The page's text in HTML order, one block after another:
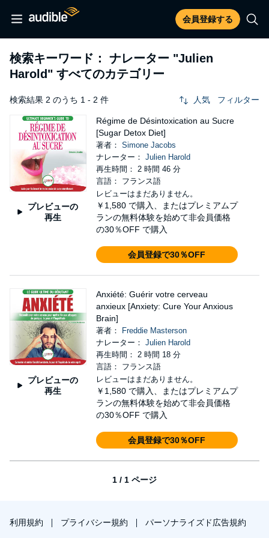
会員登録する
検索キーワード： ナレーター "Julien
Harold" すべてのカテゴリー
検索結果 2 のうち 1 - 2 件 人気 フィルター
プレビューの
再生
Régime de Désintoxication au Sucre
[Sugar Detox Diet]
著者： Simone Jacobs
ナレーター： Julien Harold
再生時間： 2 時間 46 分
言語： フランス語
レビューはまだありません。
￥1,580 で購入、またはプレミアムプ
ランの無料体験を始めて非会員価格
の30％OFF で購入
会員登録で30％OFF
プレビューの
再生
Anxiété: Guérir votre cerveau
anxieux [Anxiety: Cure Your Anxious
Brain]
著者：
Freddie Masterson
ナレーター： Julien Harold
再生時間： 2 時間 18 分
言語： フランス語
レビューはまだありません。
￥1,580 で購入、またはプレミアムプ
ランの無料体験を始めて非会員価格
の30％OFF で購入
会員登録で30％OFF
1 / 1 ページ
利用規約 プライバシー規約 パーソナライズド広告規約